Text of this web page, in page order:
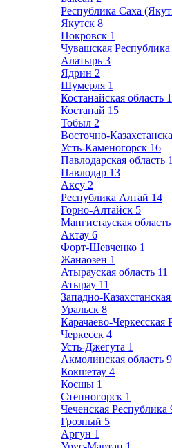
Республика Саха
Якутск 8
Покровск 1
Чувашская Республика
Алатырь 3
Ядрин 2
Шумерля 1
Костанайская область
Костанай 15
Тобыл 2
Восточно-
Усть-Каменогорск 16
Павлодарская область
Павлодар 13
Аксу 2
Республика Алтай 14
Горно-Алтайск 5
Мангистауская область
Актау 6
Форт-Шевченко 1
Жанаозен 1
Атырауская область 11
Атырау 11
Западно-
Уральск 8
Карачаево-Черкесская
Черкесск 4
Усть-Джегута 1
Акмолинская область 9
Кокшетау 4
Косшы 1
Степногорск 1
Чеченская Республика
Грозный 5
Аргун 1